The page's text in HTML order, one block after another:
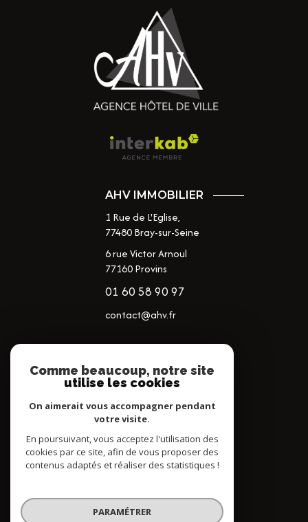
AHV IMMOBILIER
1 Rue de L'Eglise,
77480Bray-sur-Seine
6 rue Victor Arnoul
77160 Provins
01 60 58 90 97
contact@ahv.fr
NOS RÉSEAUX
NOUS SUIVRE
© 2026 | Tous droits réservés
Comme beaucoup, notre site
utilise les cookies
On aimerait vous accompagner pendant
votre visite.
En poursuivant, vous acceptez l'utilisation des
cookies par ce site, afin de vous proposer des
contenus adaptés et réaliser des statistiques !
PARAMÉTRER